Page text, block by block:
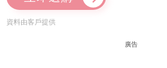
資料由客戶提供
廣告